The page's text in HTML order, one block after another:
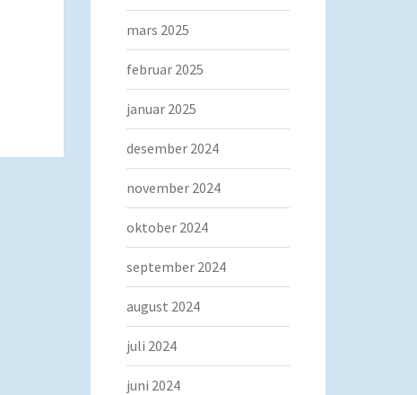
mars 2025
februar 2025
januar 2025
desember 2024
november 2024
oktober 2024
september 2024
august 2024
juli 2024
juni 2024